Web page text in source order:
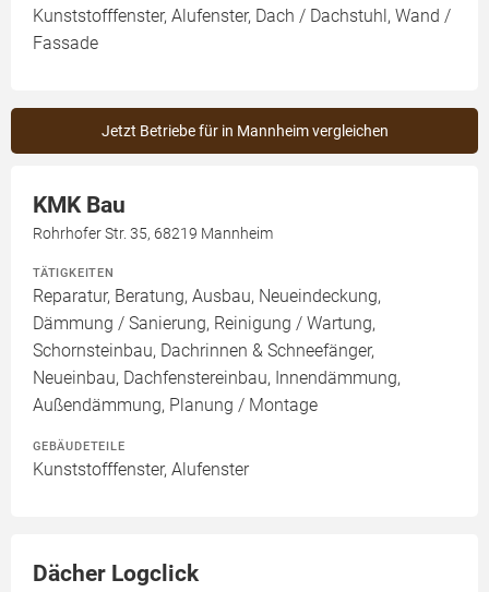
Kunststofffenster, Alufenster, Dach / Dachstuhl, Wand /
Fassade
Jetzt Betriebe für in Mannheim vergleichen
KMK Bau
Rohrhofer Str. 35, 68219 Mannheim
TÄTIGKEITEN
Reparatur, Beratung, Ausbau, Neueindeckung,
Dämmung / Sanierung, Reinigung / Wartung,
Schornsteinbau, Dachrinnen & Schneefänger,
Neueinbau, Dachfenstereinbau, Innendämmung,
Außendämmung, Planung / Montage
GEBÄUDETEILE
Kunststofffenster, Alufenster
Dächer Logclick